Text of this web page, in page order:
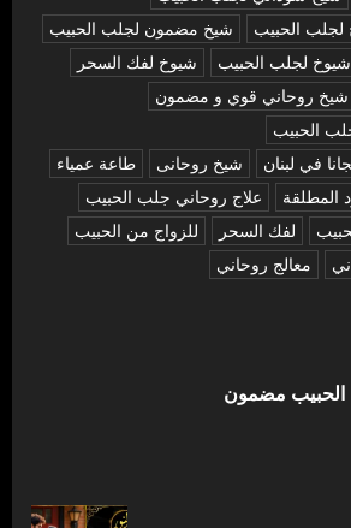
الحبيب
شيخ مضمون لجلب الحبيب
شيوخ لجلب الحبيب
شيوخ لفك السحر
شیخ روحاني قوي و مضمون
الحبيب
في لبنان
شیخ روحانی
طاعة عمياء
علاج روحاني جلب الحبيب
لفك السحر
للزواج من الحبيب
معالج روحاني
مضمون